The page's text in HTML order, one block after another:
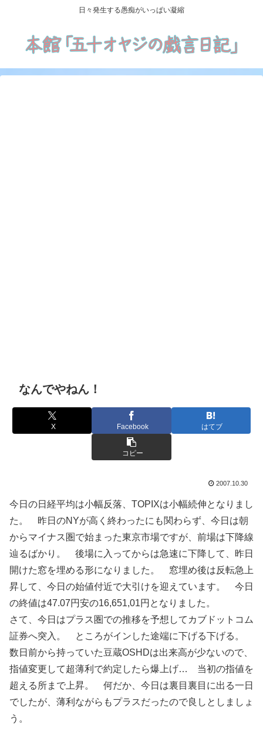
日々発生する愚痴がいっぱい凝縮
なんでやねん！
X Facebook はてブ
コピー
2007.10.30
今日の日経平均は小幅反落、TOPIXは小幅続伸となりまし
た。 昨日のNYが高く終わったにも関わらず、今日は朝
からマイナス圏で始まった東京市場ですが、前場は下降線
辿るばかり。 後場に入ってからは急速に下降して、昨日
開けた窓を埋める形になりました。 窓埋め後は反転急上
昇して、今日の始値付近で大引けを迎えています。 今日
の終値は47.07円安の16,651,01円となりました。
さて、今日はプラス圏での推移を予想してカブドットコム
証券へ突入。 ところがインした途端に下げる下げる。
数日前から持っていた豆蔵OSHDは出来高が少ないので、
指値変更して超薄利で約定したら爆上げ… 当初の指値を
超える所まで上昇。 何だか、今日は裏目裏目に出る一日
でしたが、薄利ながらもプラスだったので良しとしましょ
う。